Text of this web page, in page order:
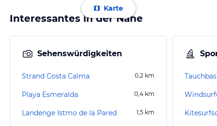
Karte
Interessantes in der Nähe
Sehenswürdigkeiten
Strand Costa Calma 0,2 km
Playa Esmeralda 0,4 km
Landenge Istmo de la Pared 1,5 km